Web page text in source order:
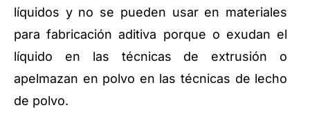
líquidos y no se pueden usar en materiales
para fabricación aditiva porque o exudan el
líquido en las técnicas de extrusión o
apelmazan en polvo en las técnicas de lecho
de polvo.